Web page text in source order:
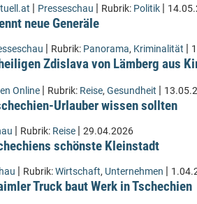
| Presseschau | Rubrik: Politik |
neue Generäle
| Rubrik: Panorama, Kriminalität |
Zdislava von Lämberg aus
Online | Rubrik: Reise, Gesundheit |
Urlauber wissen sollten
| Rubrik: Reise | 29.04.2026
schönste Kleinstadt
| Rubrik:Wirtschaft, Unternehmen |
Truck baut Werk in Tschechien